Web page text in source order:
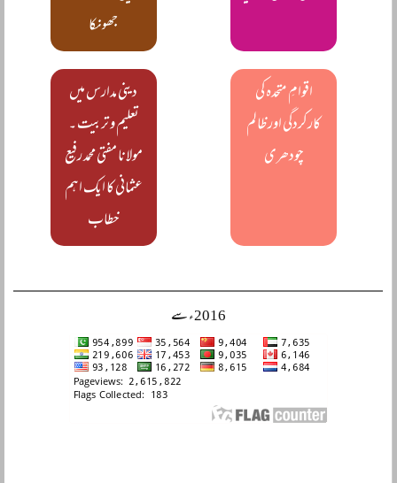
جھونکا
اقوامِ متحدہ کی
کارکردگی اور ظالم
چودھری
دینی مدارس میں
تعلیم و تربیت ۔
مولانا مفتی محمد رفیع
عثمانی کا ایک اہم
خطاب
2016ء سے